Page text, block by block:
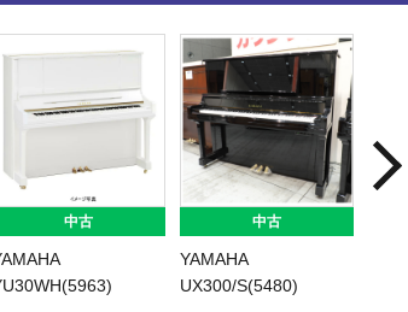
中古 中古
YAMAHA
UX300/S(5480)